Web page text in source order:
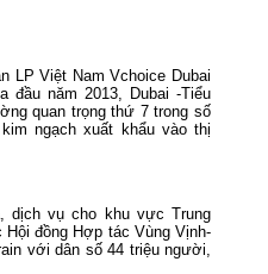
LP Việt Nam Vchoice Dubai
đầu năm 2013, Dubai -Tiểu
quan trọng thứ 7 trong số
ngạch xuất khẩu vào thị
dịch vụ cho khu vực Trung
đồng Hợp tác Vùng Vịnh-
với dân số 44 triệu người,